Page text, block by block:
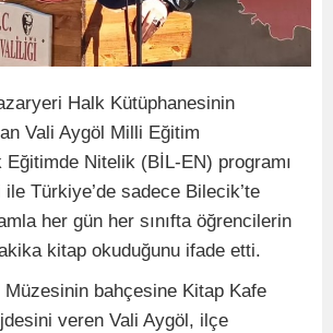
Halk Kütüphanesinin
Vali Aygöl Milli Eğitim
Eğitimde Nitelik (BİL-EN) programı
Türkiye’de sadece Bilecik’te
her gün her sınıfta öğrencilerin
kitap okuduğunu ifade etti.
Müzesinin bahçesine Kitap Kafe
veren Vali Aygöl, ilçe